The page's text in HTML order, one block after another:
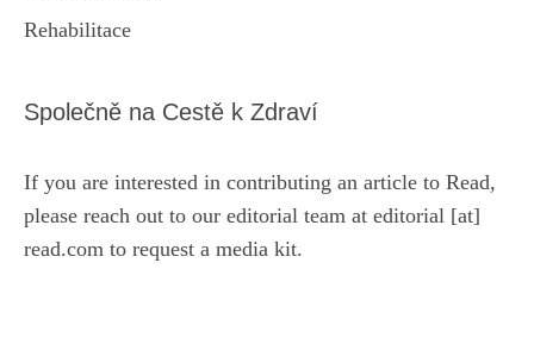
Rehabilitace
Společně na Cestě k Zdraví
If you are interested in contributing an article to Read,
please reach out to our editorial team at editorial [at]
read.com to request a media kit.